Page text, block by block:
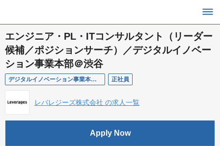
エンジニア・PL・ITコンサルタント（リーダー
候補／ポジションサーチ）／デジタルイノベー
ション事業本部＠渋谷
デジタルイノベーション事業本部/渋谷/ITプロフェッショナル/メンバー（ポジションサーチ） 正社員
レバレジーズ株式会社 の求人一覧
Apply Now